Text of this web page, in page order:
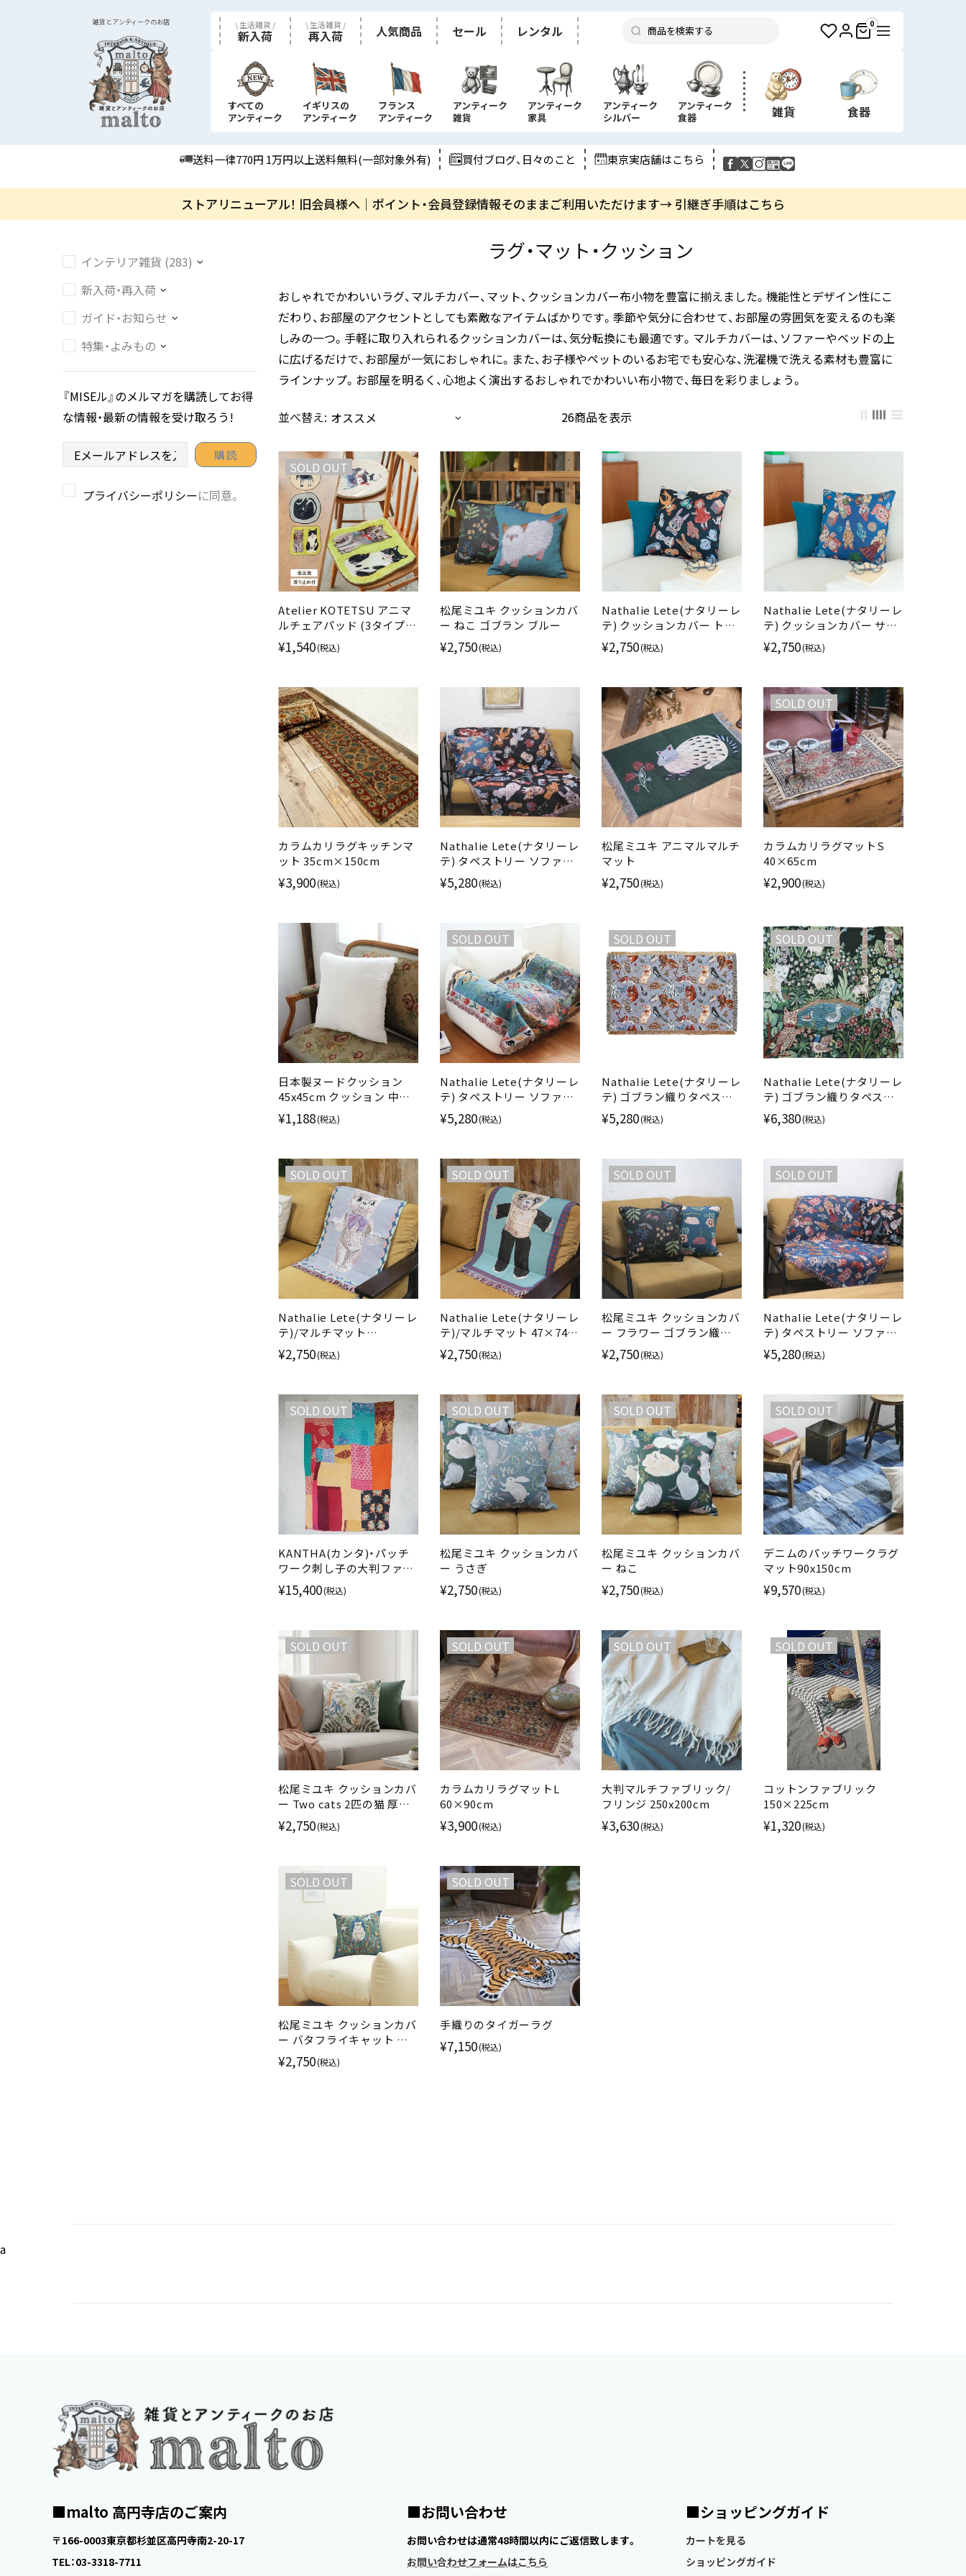
雑貨とアンティークのお店 \ 生活雑貨 /
新入荷
\ 生活雑貨 /
再入荷 人気商品 セール レンタル 0
すべての
アンティーク
イギリスの
アンティーク
フランス
アンティーク
アンティーク
雑貨
アンティーク
家具
アンティーク
シルバー
アンティーク
食器
雑貨 食器
送料一律770円 1万円以上送料無料(一部対象外有) 買付ブログ、日々のこと 東京実店舗はこちら
ストアリニューアル！ 旧会員様へ｜ポイント・会員登録情報そのままご利用いただけます→ 引継ぎ手順はこちら
インテリア雑貨 (283)
新入荷・再入荷
ガイド・お知らせ
特集・よみもの
『MISEル』のメルマガを購読してお得
な情報・最新の情報を受け取ろう!
プライバシーポリシーに同意。
ラグ・マット・クッション
おしゃれでかわいいラグ、マルチカバー、マット、クッションカバー布小物を豊富に揃えました。機能性とデザイン性にこ
だわり、お部屋のアクセントとしても素敵なアイテムばかりです。季節や気分に合わせて、お部屋の雰囲気を変えるのも楽
しみの一つ。手軽に取り入れられるクッションカバーは、気分転換にも最適です。マルチカバーは、ソファーやベッドの上
に広げるだけで、お部屋が一気におしゃれに。また、お子様やペットのいるお宅でも安心な、洗濯機で洗える素材も豊富に
ラインナップ。お部屋を明るく、心地よく演出するおしゃれでかわいい布小物で、毎日を彩りましょう。
並べ替え: 26商品を表示
SOLD OUT
Atelier KOTETSU アニマ
ルチェアパッド (3タイプ)
アトリエコテツ
¥1,540(税込)
松尾ミユキ クッションカバ
ー ねこ ゴブラン ブルー
¥2,750(税込)
Nathalie Lete(ナタリーレ
テ) クッションカバー トイ
45×45cm ブラック 厚手の
ゴブラン織り
¥2,750(税込)
Nathalie Lete(ナタリーレ
テ) クッションカバー サー
カス 45×45cm ブルー
¥2,750(税込)
カラムカリラグキッチンマ
ット 35cm×150cm
¥3,900(税込)
Nathalie Lete(ナタリーレ
テ) タペストリー ソファー
カバー ブラック
¥5,280(税込)
松尾ミユキ アニマルマルチ
マット
¥2,750(税込)
SOLD OUT
カラムカリラグマットS
40×65cm
¥2,900(税込)
日本製ヌードクッション
45x45cm クッション 中綿
ポリエステル100%
¥1,188(税込)
SOLD OUT
Nathalie Lete(ナタリーレ
テ) タペストリー ソファー
カバー バンビ
¥5,280(税込)
SOLD OUT
Nathalie Lete(ナタリーレ
テ) ゴブラン織りタペスト
リー ソファーカバー 動物
¥5,280(税込)
SOLD OUT
Nathalie Lete(ナタリーレ
テ) ゴブラン織りタペスト
リー ソファーカバー
Garden 動物の庭
¥6,380(税込)
SOLD OUT
Nathalie Lete(ナタリーレ
テ)/マルチマット
47×74cm ベアー グレー
¥2,750(税込)
SOLD OUT
Nathalie Lete(ナタリーレ
テ)/マルチマット 47×74ｃ
ｍ パンダ ブルー
¥2,750(税込)
SOLD OUT
松尾ミユキ クッションカバ
ー フラワー ゴブラン織り
花柄
¥2,750(税込)
SOLD OUT
Nathalie Lete(ナタリーレ
テ) タペストリー ソファー
カバー ブルー
¥5,280(税込)
SOLD OUT
KANTHA(カンタ)・パッチ
ワーク刺し子の大判ファブ
リック/A
¥15,400(税込)
SOLD OUT
松尾ミユキ クッションカバ
ー うさぎ
¥2,750(税込)
SOLD OUT
松尾ミユキ クッションカバ
ー ねこ
¥2,750(税込)
SOLD OUT
デニムのパッチワークラグ
マット90x150cm
¥9,570(税込)
SOLD OUT
松尾ミユキ クッションカバ
ー Two cats 2匹の猫 厚手
のゴブラン織り
¥2,750(税込)
SOLD OUT
カラムカリラグマットL
60×90cm
¥3,900(税込)
SOLD OUT
大判マルチファブリック/
フリンジ 250x200cm
¥3,630(税込)
SOLD OUT
コットンファブリック
150×225cm
¥1,320(税込)
SOLD OUT
松尾ミユキ クッションカバ
ー バタフライキャット 猫
と蝶 厚手のゴブラン織り
¥2,750(税込)
SOLD OUT
手織りのタイガーラグ
¥7,150(税込)
a
malto 高円寺店のご案内
〒166-0003東京都杉並区高円寺南2-20-17
TEL：03-3318-7711
お問い合わせ
お問い合わせは通常48時間以内にご返信致します。
お問い合わせフォームはこちら
ショッピングガイド
カートを見る
ショッピングガイド